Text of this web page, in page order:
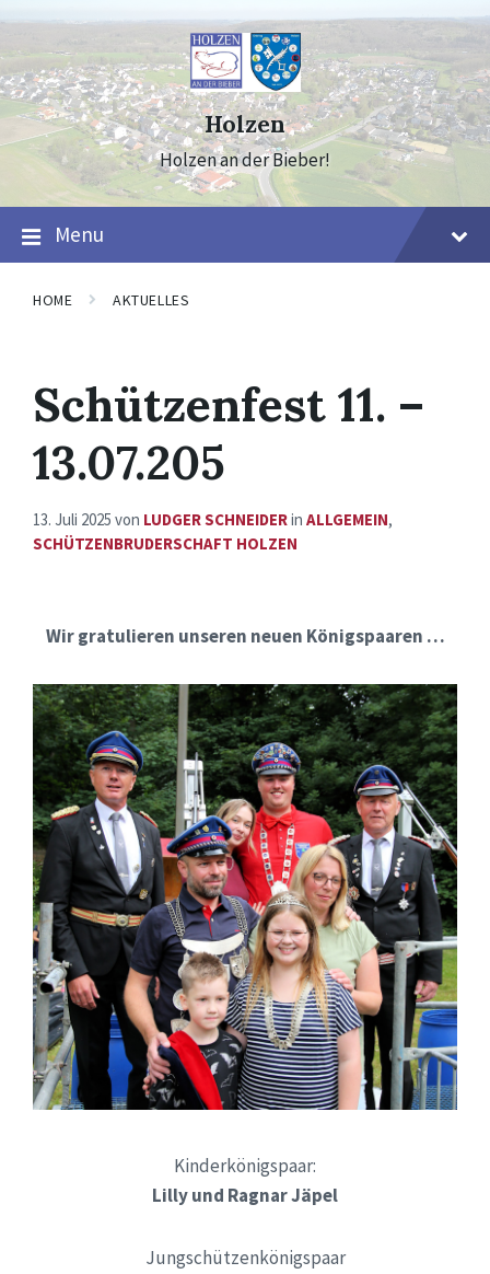
to
content
to
navigation
to
footer
Holzen
Holzen an der Bieber!
Menu
HOME AKTUELLES
Schützenfest 11. –
13.07.205
13. Juli 2025 von LUDGER SCHNEIDERin ALLGEMEIN,
SCHÜTZENBRUDERSCHAFT HOLZEN
Wir gratulieren unseren neuen Königspaaren …
Kinderkönigspaar:
Lilly und Ragnar Jäpel
Jungschützenkönigspaar